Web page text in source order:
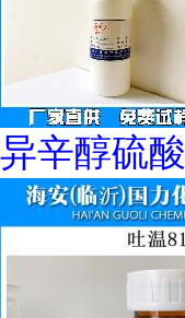
异辛醇硫